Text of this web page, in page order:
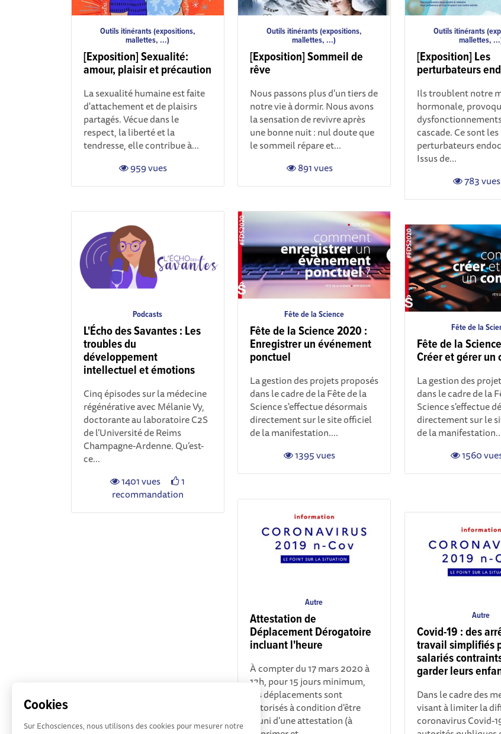
Cookies
Sur Echosciences, nous utilisons des cookies pour mesurer notre
Outils itinérants (expositions,
mallettes, ...)
[Exposition] Sexualité:
amour, plaisir et précaution
La sexualité humaine est faite
d'attachement et de plaisirs
partagés. Vécue dans le
respect, la liberté et la
tendresse, elle contribue à...
959 vues
Outils itinérants (expositions,
mallettes, ...)
[Exposition] Sommeil de
rêve
Nous passons plus d'un tiers de
notre vie à dormir. Nous avons
la sensation de revivre après
une bonne nuit : nul doute que
le sommeil répare et...
891 vues
Outils itinérants
mallettes,
[Exposition] Les
perturbateurs
Ils troublent notre
hormonale,
cascade. Ce sont les
perturbateurs
Issus de...
783 vues
Podcasts
L'Écho des Savantes : Les
troubles du
développement
intellectuel et émotions
Cinq épisodes sur la médecine
régénérative avec Mélanie Vy,
doctorante au laboratoire C2S
de l’Université de Reims
Champagne-Ardenne. Qu’est-
ce...
1401 vues
1
recommandation
Fête de la Science
Fête de la Science 2020 :
Enregistrer un événement
ponctuel
La gestion des projets proposés
dans le cadre de la Fête de la
Science s'effectue désormais
directement sur le site officiel
de la manifestation....
1395 vues
Fête de la
Fête de la
Créer et gérer un
La gestion des
dans le cadre de la
Science s'effectue
directement sur le
de la
1560
Autre
Attestation de
Déplacement Dérogatoire
incluant l'heure
À compter du 17 mars 2020 à
12h, pour 15 jours minimum,
les déplacements sont
autorisés à condition d'être
muni d'une attestation (à
Autre
Covid-19 : des
travail simplifiés
salariés
garder leurs
Dans le cadre des
visant à limiter la
coronavirus Covid-